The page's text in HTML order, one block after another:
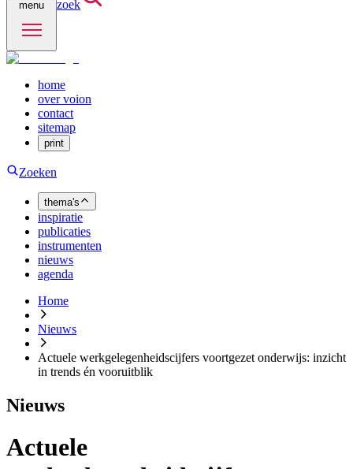
menu zoek
home
over voion
contact
sitemap
print
Zoeken
thema's
inspiratie
publicaties
instrumenten
nieuws
agenda
Home
Nieuws
Actuele werkgelegenheidscijfers voortgezet onderwijs: inzicht
in trends én vooruitblik
Nieuws
Actuele